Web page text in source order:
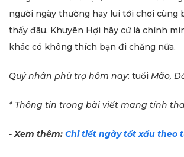
người ngày thường hay lui tới chơi cùng
thấy đâu. Khuyên Hợi hãy cứ là chính
kháс có không thích bạn đi chăng nữa.
Quý nhân phù trợ hôm nay: tuổi Mão,
* Thông tin trong bài viết mang tính
- Xem thêm: Chi tiết ngày tốt xấu theo